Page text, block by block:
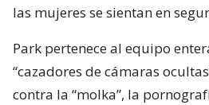
las mujeres se sientan en
Park pertenece al equipo
“cazadores de cámaras
contra la “molka”, la